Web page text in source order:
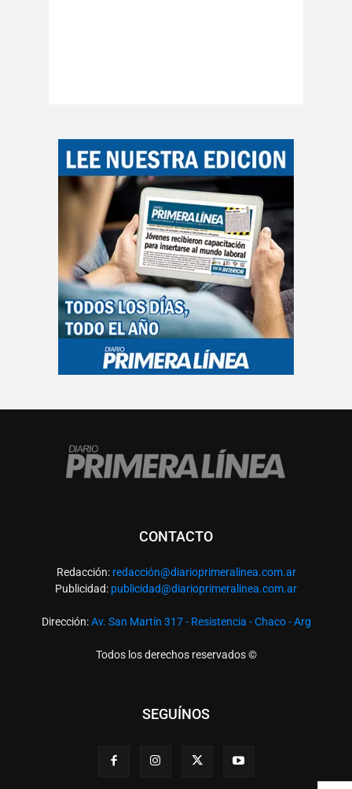
CONTACTO
Redacción: redacción@diarioprimeralinea.com.ar
Publicidad: publicidad@diarioprimeralinea.com.ar
Dirección:Av. San Martín 317 - Resistencia - Chaco - Arg
Todos los derechos reservados ©
SEGUÍNOS